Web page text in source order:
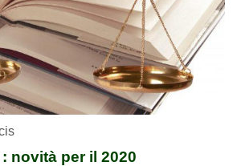
novità per il 2020